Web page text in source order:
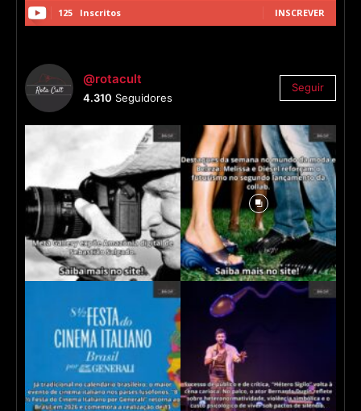
125 Inscritos INSCREVER
@rotacult
4.310 Seguidores
Seguir